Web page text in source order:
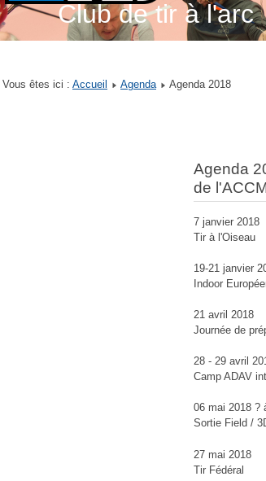
Club de tir à l'arc
Vous êtes ici : Accueil Agenda Agenda 2018
Agenda
de
7 janvier 2018
Tir à l'Oiseau
19-21 janvier
Indoor
21 avril 2018
Journée de
28 - 29 avril
Camp ADAV
06 mai 2018 ?
Sortie Field /
27 mai 2018
Tir Fédéral